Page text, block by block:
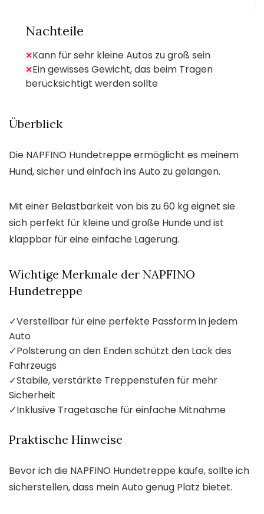
Nachteile
✕Kann für sehr kleine Autos zu groß sein
✕Ein gewisses Gewicht, das beim Tragen
berücksichtigt werden sollte
Überblick
Die NAPFINO Hundetreppe ermöglicht es meinem
Hund, sicher und einfach ins Auto zu gelangen.
Mit einer Belastbarkeit von bis zu 60 kg eignet sie
sich perfekt für kleine und große Hunde und ist
klappbar für eine einfache Lagerung.
Wichtige Merkmale der NAPFINO
Hundetreppe
✓Verstellbar für eine perfekte Passform in jedem
Auto
✓Polsterung an den Enden schützt den Lack des
Fahrzeugs
✓Stabile, verstärkte Treppenstufen für mehr
Sicherheit
✓Inklusive Tragetasche für einfache Mitnahme
Praktische Hinweise
Bevor ich die NAPFINO Hundetreppe kaufe, sollte ich
sicherstellen, dass mein Auto genug Platz bietet.